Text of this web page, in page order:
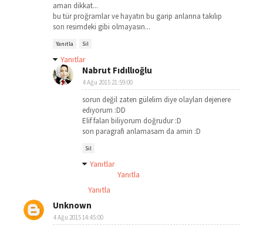
aman dikkat...
bu tür proğramlar ve hayatın bu garip anlarına takılıp
son resimdeki gibi olmayasın...
Yanıtla Sil
Yanıtlar
Nabrut Fıdıllıoğlu
4 Ağu 2015 21:59:00
sorun değil zaten gülelim diye olayları dejenere
ediyorum :DD
Elif falan biliyorum doğrudur :D
son paragrafı anlamasam da amin :D
Sil
Yanıtlar
Yanıtla
Yanıtla
Unknown
4 Ağu 2015 14:45:00